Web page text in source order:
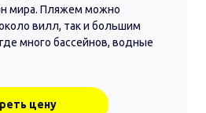
мира. Пляжем можно
вилл, так и большим
много бассейнов, водные
цену